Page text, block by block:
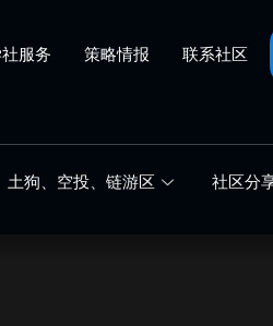
服务 策略情报 联系社区
土狗、空投、链游区
社区分